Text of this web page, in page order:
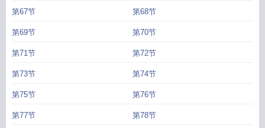
第67节 第68节
第69节 第70节
第71节 第72节
第73节 第74节
第75节 第76节
第77节 第78节